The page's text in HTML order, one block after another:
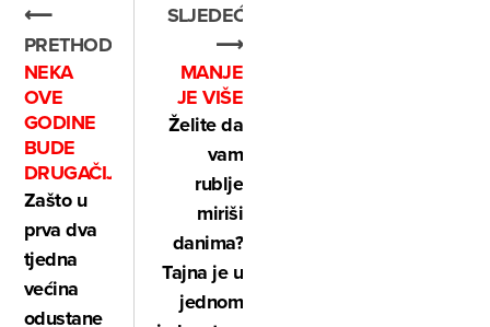
⟵
PRETHODNO
NEKA
OVE
GODINE
BUDE
DRUGAČIJE
Zašto u
prva dva
tjedna
većina
odustane
SLJEDEĆE
⟶
MANJE
JE VIŠE
Želite da
vam
rublje
miriši
danima?
Tajna je u
jednom